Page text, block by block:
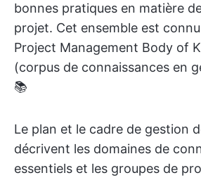
bonnes pratiques en matière
projet. Cet ensemble est
Project Management Body of
(corpus de connaissances en
📚
Le plan et le cadre de gestion
décrivent les domaines de
essentiels et les groupes de